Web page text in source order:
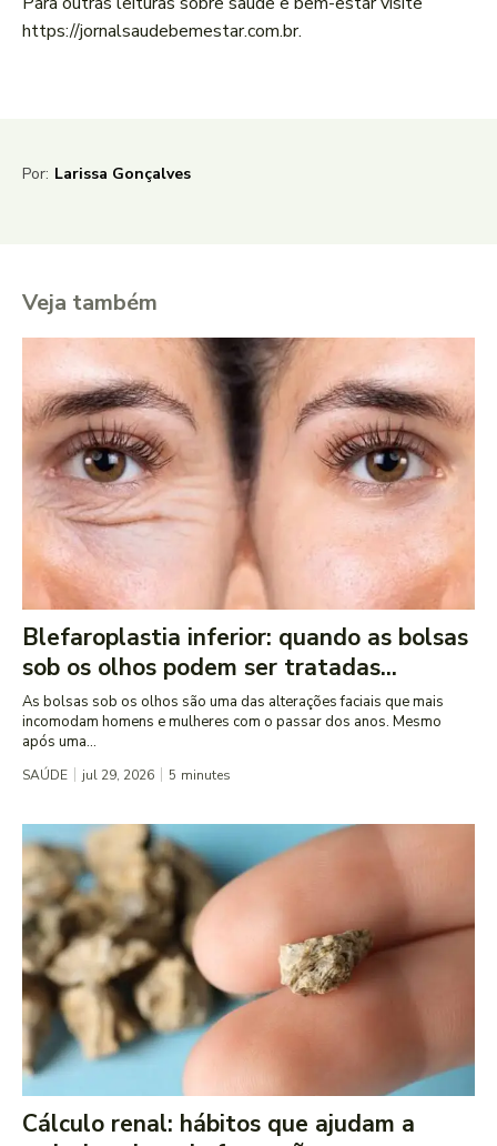
https://jornalsaudebemestar.com.br.
Por: Larissa Gonçalves
Veja também
Blefaroplastia inferior: quando as bolsas
sob os olhos podem ser tratadas...
As bolsas sob os olhos são uma das alterações faciais que mais
incomodam homens e mulheres com o passar dos anos. Mesmo
após uma...
SAÚDE jul 29, 2026 5 minutes
Cálculo renal: hábitos que ajudam a